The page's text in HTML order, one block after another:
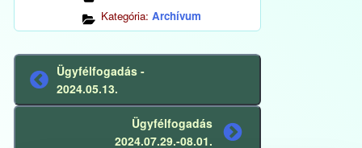
Kategória: Archívum
Előző
bejegyzés
Ügyfélfogadás -
2024.05.13.
Ügyfélfogadás
2024.07.29.-08.01.